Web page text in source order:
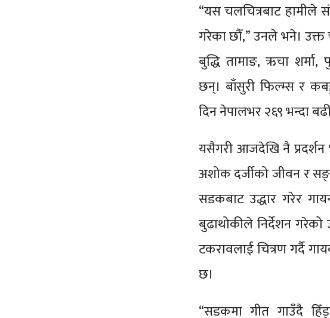
“यस चलचित्रबाट
गरेका छौँ,” उनले भने। उक्त
बुद्धि तामाङ, ऋचा
छन्। बाँसुरी फिल्म्स र
दिन नेपालभर २६९ भन्दा
यसैगरी आजदेखि नै प्रदर्शन
अशोक दर्जीको जीवन र
सडकबाट उद्धार गरेर
बुढाथोकीले निर्देशन
टकरावलाई चित्रण गर्दै
छ।
“सडकमा गीत गाउँदै